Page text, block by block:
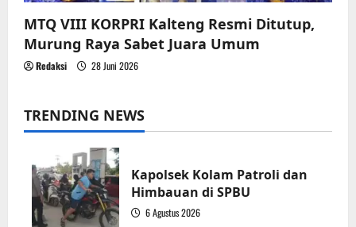
MTQ VIII KORPRI Kalteng Resmi Ditutup,
Murung Raya Sabet Juara Umum
Redaksi 28 Juni 2026
TRENDING NEWS
Kapolsek Kolam Patroli dan
Himbauan di SPBU
6 Agustus 2026